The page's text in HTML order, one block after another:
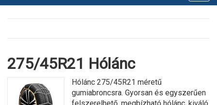
275/45R21 Hólánc
Hólánc 275/45R21 méretű
gumiabroncsra. Gyorsan és egyszerűen